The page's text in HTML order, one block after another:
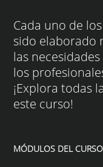
Cada uno de
sido elaborado
las
los
¡Explora todas
este curso!
MÓDULOS DEL CURSO